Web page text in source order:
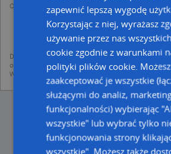
Operator przetwarza dane osobowe w celu:
dodania ich do bazy Targeo oraz publikacji
mapach (art. 6 ust. 1 lit. f RODO)
udostępniania danych o firmach partnerom
6 ust. 1 lit. f RODO)
Dane pochodzą z publicznych baz CEIDG, GUS,
oraz od podmiotów zewnętrznych.
Więcej informacji dot. RODO:
zapewnić lepszą wygodę
Korzystając z niej, wyrażasz
używanie przez nas
cookie zgodnie z warunkami
polityki plików cookie. Możesz
zaakceptować je wszystkie
służącymi do analiz,
funkcjonalności) wybierając
wszystkie" lub wybrać tylko
funkcjonowania strony
wszystkie". Możesz także